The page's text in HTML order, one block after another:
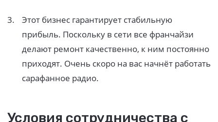
Этот бизнес гарантирует стабильную
прибыль. Поскольку в сети все франчайзи
делают ремонт качественно, к ним постоянно
приходят. Очень скоро на вас начнёт работать
сарафанное радио.
Условия сотрудничества с